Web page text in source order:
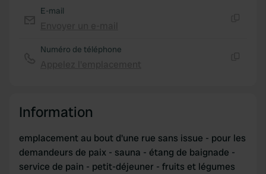
E-mail
Numéro de téléphone
Information
emplacement au bout d'une rue sans issue - pour les
demandeurs de paix - sauna - étang de baignade -
service de pain - petit-déjeuner - fruits et légumes